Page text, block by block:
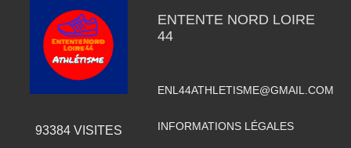
93384VISITES
ENTENTE NORD LOIRE
44
ENL44ATHLETISME@GMAIL.COM
INFORMATIONS LÉGALES